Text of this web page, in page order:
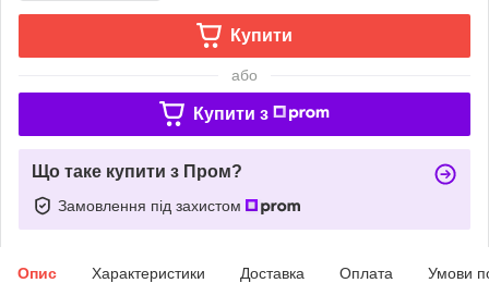
Купити
або
Купити з
Що таке купити з Пром?
Замовлення під захистом
Опис Характеристики Доставка Оплата Умови